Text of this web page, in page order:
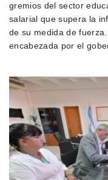
gremios del sector
salarial que supera la
de su medida de
encabezada por el